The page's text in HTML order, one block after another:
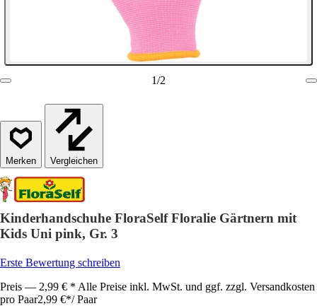
1/2
Vergleichen
Kinderhandschuhe FloraSelf Floralie Gärtnern mit
Kids Uni pink, Gr. 3
Erste Bewertung schreiben
Preis — 2,99 € * Alle Preise inkl. MwSt. und ggf. zzgl. Versandkosten
pro Paar2,99 €*/ Paar